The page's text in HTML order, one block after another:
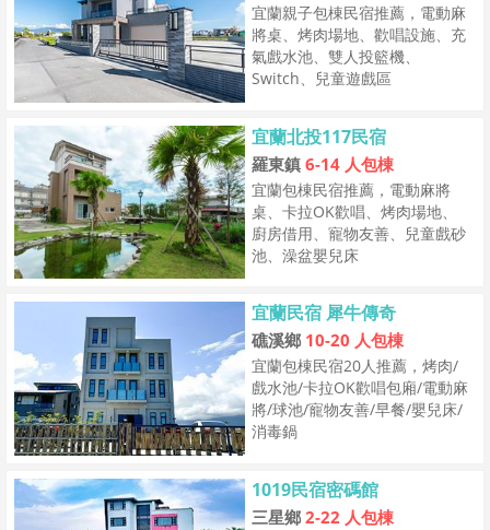
宜蘭親子包棟民宿推薦，電動麻
將桌、烤肉場地、歡唱設施、充
氣戲水池、雙人投籃機、
Switch、兒童遊戲區
宜蘭北投117民宿
羅東鎮 6-14 人包棟
宜蘭包棟民宿推薦，電動麻將
桌、卡拉OK歡唱、烤肉場地、
廚房借用、寵物友善、兒童戲砂
池、澡盆嬰兒床
宜蘭民宿 犀牛傳奇
礁溪鄉 10-20 人包棟
宜蘭包棟民宿20人推薦，烤肉/
戲水池/卡拉OK歡唱包廂/電動麻
將/球池/寵物友善/早餐/嬰兒床/
消毒鍋
1019民宿密碼館
三星鄉 2-22 人包棟